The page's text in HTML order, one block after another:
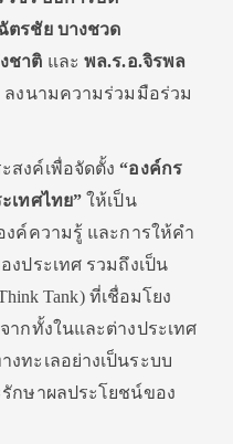
ตรชัย บางชวด
ชาติ และ พล.ร.อ.จิรพล
ลงนามความร่วมมือร่วม
สงค์เพื่อจัดตั้ง“องค์กร
เทศไทย” ให้เป็น
งค์ความรู้ และการให้คำ
งประเทศ รวมถึงเป็น
Tank) ที่เชื่อมโยง
กทั้งในและต่างประเทศ
ทะเลอย่างเป็นระบบ
กษาผลประโยชน์ของ